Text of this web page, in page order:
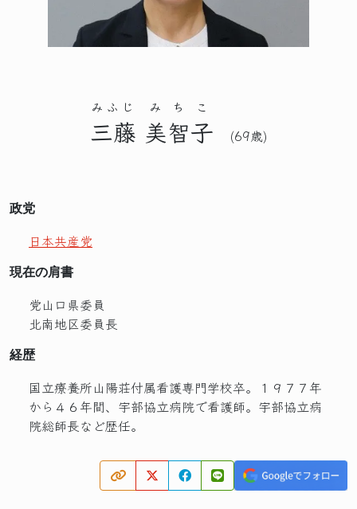
三藤
みふじ
美智子
みちこ
(69歳)
政党
日本共産党
現在の肩書
党山口県委員
北南地区委員長
経歴
国立療養所山陽荘付属看護専門学校卒。１９７７年
から４６年間、宇部協立病院で看護師。宇部協立病
院総師長など歴任。